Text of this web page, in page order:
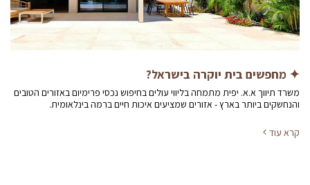
✦ מחפשים בית יוקרה בישראל?
משרד תיווך א.א. יפית מתמחה בליווי עולים בחיפוש נכסי פרימיום באזורים הטובים
והנחשקים ביותר בארץ - אזורים שמציעים איכות חיים ברמה בינלאומית.
קרא עוד